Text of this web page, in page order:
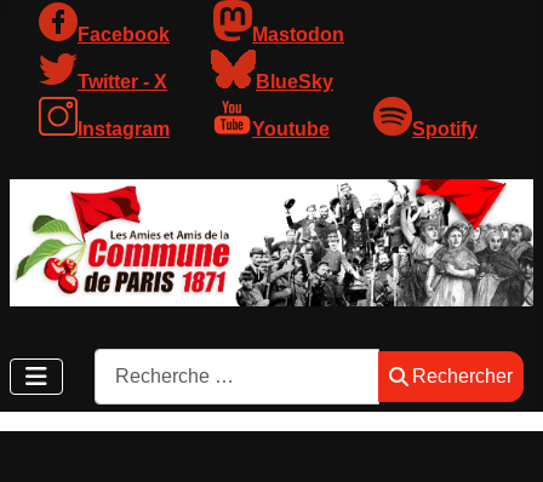
Facebook Mastodon
Twitter - X BlueSky
Instagram Youtube Spotify
Rechercher
Rechercher